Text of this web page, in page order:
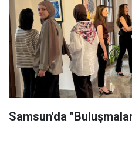
Samsun'da